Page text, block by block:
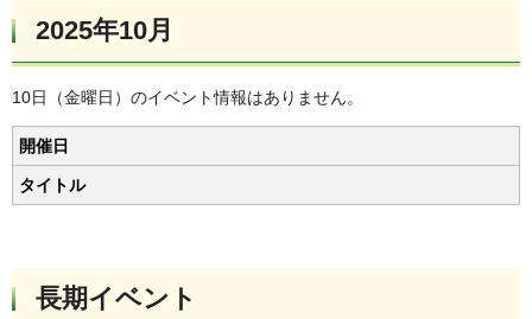
2025年10月
10日（金曜日）のイベント情報はありません。
開催日
タイトル
長期イベント